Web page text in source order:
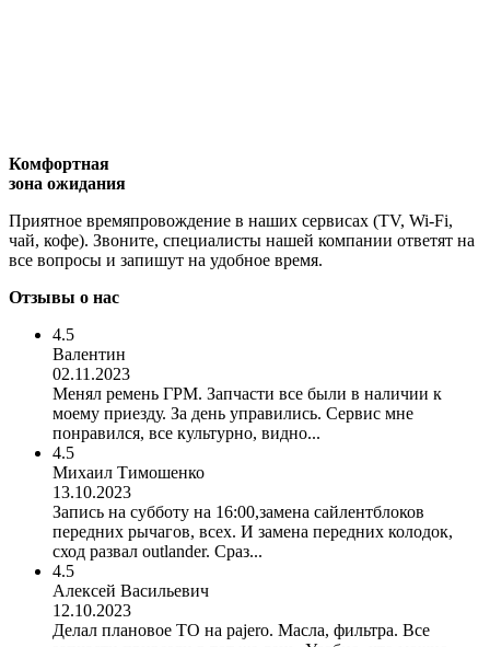
Комфортная
зона ожидания
Приятное времяпровождение в наших сервисах (TV, Wi-Fi,
чай, кофе). Звоните, специалисты нашей компании ответят на
все вопросы и запишут на удобное время.
Отзывы о нас
4.5
Валентин
02.11.2023
Менял ремень ГРМ. Запчасти все были в наличии к
моему приезду. За день управились. Сервис мне
понравился, все культурно, видно...
4.5
Михаил Тимошенко
13.10.2023
Запись на субботу на 16:00,замена сайлентблоков
передних рычагов, всех. И замена передних колодок,
сход развал outlander. Сраз...
4.5
Алексей Васильевич
12.10.2023
Делал плановое ТО на pajero. Масла, фильтра. Все